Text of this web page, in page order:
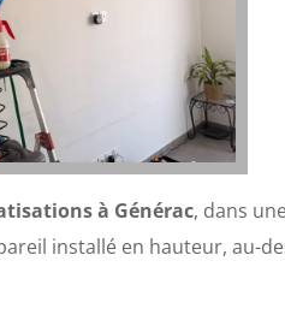
à Générac, dans
installé en hauteur, au-